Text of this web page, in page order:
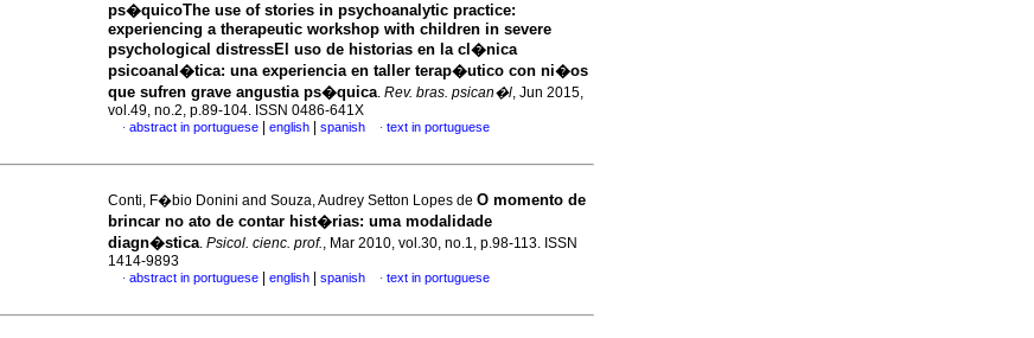
ps�quicoThe use of stories in psychoanalytic practice:
experiencing a therapeutic workshop with children in severe
psychological distressEl uso de historias en la cl�nica
psicoanal�tica: una experiencia en taller terap�utico con ni�os
que sufren grave angustia ps�quica. Rev. bras. psican�l, Jun 2015,
vol.49, no.2, p.89-104. ISSN 0486-641X
· abstract in portuguese english spanish · text in portuguese
Conti, F�bio Donini and Souza, Audrey Setton Lopes de O momento de
brincar no ato de contar hist�rias: uma modalidade
diagn�stica. Psicol. cienc. prof., Mar 2010, vol.30, no.1, p.98-113. ISSN
1414-9893
· abstract in portuguese english spanish · text in portuguese